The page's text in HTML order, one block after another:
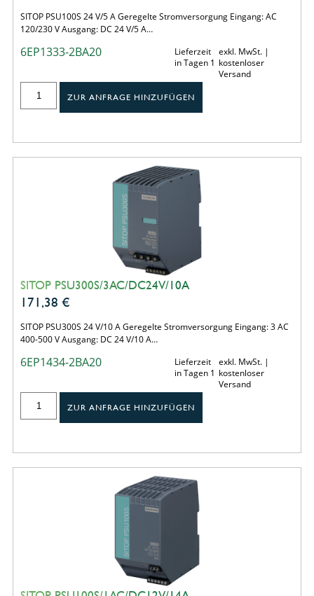
SITOP PSU100S 24 V/5 A Geregelte Stromversorgung Eingang: AC
120/230 V Ausgang: DC 24 V/5 A…
6EP1333-2BA20
Lieferzeit
in Tagen 1
exkl. MwSt. |
kostenloser
Versand
ZUR ANFRAGE HINZUFÜGEN
SITOP PSU300S/3AC/DC24V/10A
171,38 €
SITOP PSU300S 24 V/10 A Geregelte Stromversorgung Eingang: 3 AC
400-500 V Ausgang: DC 24 V/10 A…
6EP1434-2BA20
Lieferzeit
in Tagen 1
exkl. MwSt. |
kostenloser
Versand
ZUR ANFRAGE HINZUFÜGEN